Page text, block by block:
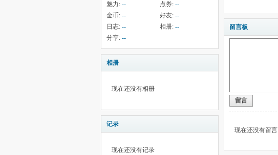
魅力: -- 点券: --
金币: -- 好友: --
日志: -- 相册: --
分享: --
相册
现在还没有相册
记录
现在还没有记录
留言板
留言
现在还没有留言